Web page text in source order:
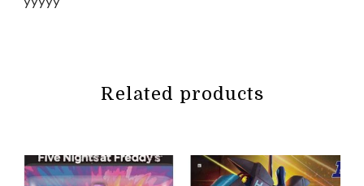
Related products